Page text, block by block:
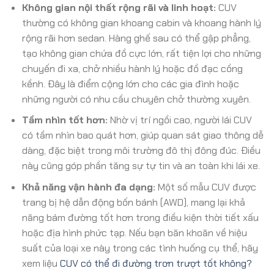
Không gian nội thất rộng rãi và linh hoạt: CUV
thường có không gian khoang cabin và khoang hành lý
rộng rãi hơn sedan. Hàng ghế sau có thể gập phẳng,
tạo không gian chứa đồ cực lớn, rất tiện lợi cho những
chuyến đi xa, chở nhiều hành lý hoặc đồ đạc cồng
kềnh. Đây là điểm cộng lớn cho các gia đình hoặc
những người có nhu cầu chuyên chở thường xuyên.
Tầm nhìn tốt hơn: Nhờ vị trí ngồi cao, người lái CUV
có tầm nhìn bao quát hơn, giúp quan sát giao thông dễ
dàng, đặc biệt trong môi trường đô thị đông đúc. Điều
này cũng góp phần tăng sự tự tin và an toàn khi lái xe.
Khả năng vận hành đa dạng: Một số mẫu CUV được
trang bị hệ dẫn động bốn bánh (AWD), mang lại khả
năng bám đường tốt hơn trong điều kiện thời tiết xấu
hoặc địa hình phức tạp. Nếu bạn băn khoăn về hiệu
suất của loại xe này trong các tình huống cụ thể, hãy
xem liệu CUV có thể đi đường trơn trượt tốt không?